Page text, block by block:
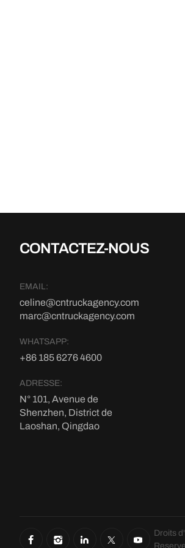
CONTACTEZ-NOUS
EMAIL:
celine@cntruckagency.com
marc@cntruckagency.com
WHATSAPP:
+86 185 6276 4600
ADRESSE:
N° 101, Avenue de
Shenzhen, District de
Laoshan, Qingdao
Droits